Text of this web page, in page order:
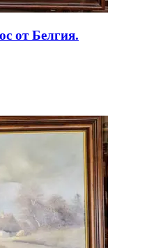
от Белгия.